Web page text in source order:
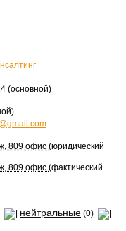
(основной)
809 офис (юридический
809 офис (фактический
нейтральные (0)